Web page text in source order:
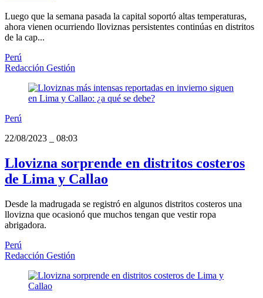
Luego que la semana pasada la capital soportó altas temperaturas,
ahora vienen ocurriendo lloviznas persistentes continúas en distritos
de la cap...
Perú
Redacción Gestión
Perú
22/08/2023
08:03
Llovizna sorprende en distritos costeros
de Lima y Callao
Desde la madrugada se registró en algunos distritos costeros una
llovizna que ocasionó que muchos tengan que vestir ropa
abrigadora.
Perú
Redacción Gestión